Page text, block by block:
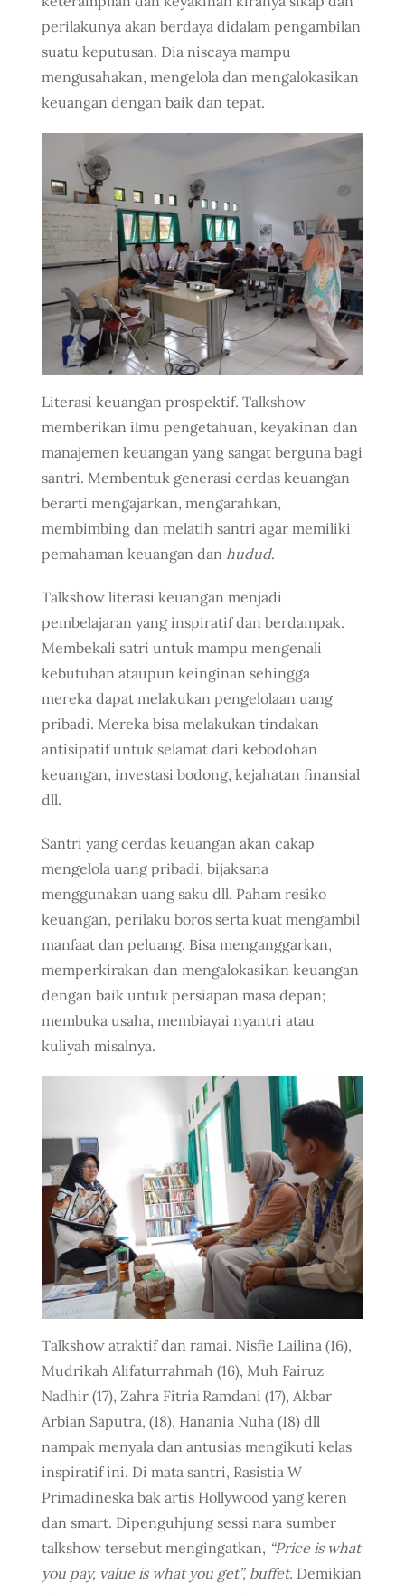
perilakunya akan berdaya didalam pengambilan
suatu keputusan. Dia niscaya mampu
mengusahakan, mengelola dan mengalokasikan
keuangan dengan baik dan tepat.
Literasi keuangan prospektif. Talkshow
memberikan ilmu pengetahuan, keyakinan dan
manajemen keuangan yang sangat berguna bagi
santri. Membentuk generasi cerdas keuangan
berarti mengajarkan, mengarahkan,
membimbing dan melatih santri agar memiliki
pemahaman keuangan dan hudud.
Talkshow literasi keuangan menjadi
pembelajaran yang inspiratif dan berdampak.
Membekali satri untuk mampu mengenali
kebutuhan ataupun keinginan sehingga
mereka dapat melakukan pengelolaan uang
pribadi. Mereka bisa melakukan tindakan
antisipatif untuk selamat dari kebodohan
keuangan, investasi bodong, kejahatan finansial
dll.
Santri yang cerdas keuangan akan cakap
mengelola uang pribadi, bijaksana
menggunakan uang saku dll. Paham resiko
keuangan, perilaku boros serta kuat mengambil
manfaat dan peluang. Bisa menganggarkan,
memperkirakan dan mengalokasikan keuangan
dengan baik untuk persiapan masa depan;
membuka usaha, membiayai nyantri atau
kuliyah misalnya.
Talkshow atraktif dan ramai. Nisfie Lailina (16),
Mudrikah Alifaturrahmah (16), Muh Fairuz
Nadhir (17), Zahra Fitria Ramdani (17), Akbar
Arbian Saputra, (18), Hanania Nuha (18) dll
nampak menyala dan antusias mengikuti kelas
inspiratif ini. Di mata santri, Rasistia W
Primadineska bak artis Hollywood yang keren
dan smart. Dipenguhjung sessi nara sumber
talkshow tersebut mengingatkan, “Price is what
you pay, value is what you get”, buffet. Demikian